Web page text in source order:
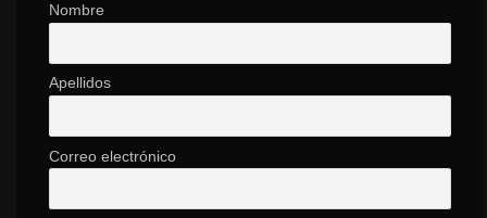
Nombre
Apellidos
Correo electrónico